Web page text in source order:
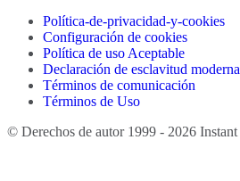
Política-de-privacidad-y-cookies
Configuración de cookies
Política de uso Aceptable
Declaración de esclavitud moderna
Términos de comunicación
Términos de Uso
© Derechos de autor 1999 - 2026 Instant